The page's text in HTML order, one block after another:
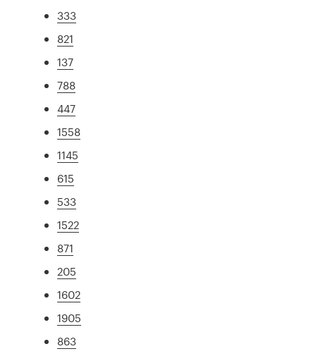
333
821
137
788
447
1558
1145
615
533
1522
871
205
1602
1905
863